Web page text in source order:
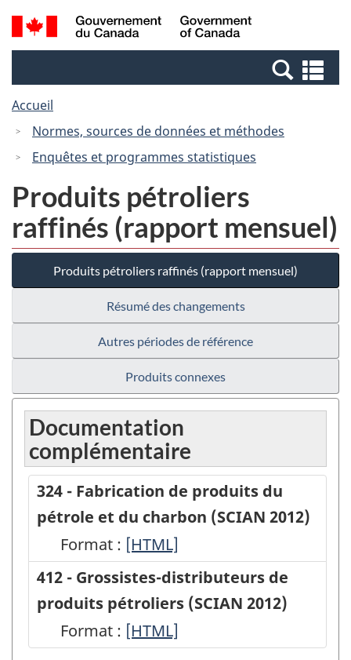
Passer
au
Passer
à
Canada
Recherche
et
et
Accueil
Normes, sources de données et méthodes
Enquêtes et programmes statistiques
Produits pétroliers
raffinés (rapport mensuel)
Produits pétroliers raffinés (rapport mensuel)
Résumé des changements
Autres périodes de référence
Produits connexes
Documentation
complémentaire
324 - Fabrication de produits du
pétrole et du charbon (SCIAN 2012)
Format : 324
-
Fabrication
de
produits
[HTML]
412 - Grossistes-distributeurs de
produits pétroliers (SCIAN 2012)
Format : 412
[HTML]